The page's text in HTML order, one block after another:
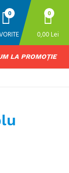
0 0
0,00 Lei
LA PROMOȚIE